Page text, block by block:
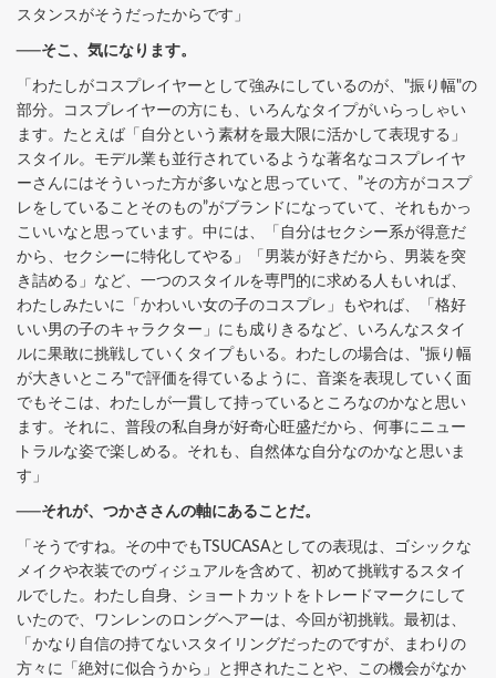
スタンスがそうだったからです」
──そこ、気になります。
「わたしがコスプレイヤーとして強みにしているのが、"振り幅"の
部分。コスプレイヤーの方にも、いろんなタイプがいらっしゃい
ます。たとえば「自分という素材を最大限に活かして表現する」
スタイル。モデル業も並行されているような著名なコスプレイヤ
ーさんにはそういった方が多いなと思っていて、”その方がコスプ
レをしていることそのもの”がブランドになっていて、それもかっ
こいいなと思っています。中には、「自分はセクシー系が得意だ
から、セクシーに特化してやる」「男装が好きだから、男装を突
き詰める」など、一つのスタイルを専門的に求める人もいれば、
わたしみたいに「かわいい女の子のコスプレ」もやれば、「格好
いい男の子のキャラクター」にも成りきるなど、いろんなスタイ
ルに果敢に挑戦していくタイプもいる。わたしの場合は、"振り幅
が大きいところ"で評価を得ているように、音楽を表現していく面
でもそこは、わたしが一貫して持っているところなのかなと思い
ます。それに、普段の私自身が好奇心旺盛だから、何事にニュー
トラルな姿で楽しめる。それも、自然体な自分なのかなと思いま
す」
──それが、つかささんの軸にあることだ。
「そうですね。その中でもTSUCASAとしての表現は、ゴシックな
メイクや衣装でのヴィジュアルを含めて、初めて挑戦するスタイ
ルでした。わたし自身、ショートカットをトレードマークにして
いたので、ワンレンのロングヘアーは、今回が初挑戦。最初は、
「かなり自信の持てないスタイリングだったのですが、まわりの
方々に「絶対に似合うから」と押されたことや、この機会がなか